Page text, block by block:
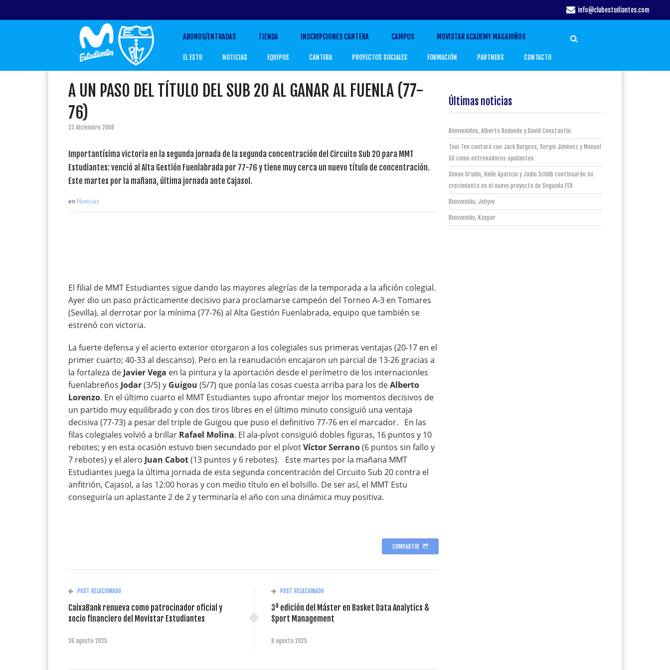
info@clubestudiantes.com
ABONOS/ENTRADAS TIENDA INSCRIPCIONES CANTERA CAMPUS MOVISTAR ACADEMY MAGARIÑOS
EL ESTU NOTICIAS EQUIPOS CANTERA PROYECTOS SOCIALES FORMACIÓN PARTNERS CONTACTO
A UN PASO DEL TÍTULO DEL SUB 20 AL GANAR AL FUENLA (77-
76)
23 diciembre 2008
Importantísima victoria en la segunda jornada de la segunda concentración del Circuito Sub 20 para MMT
Estudiantes: venció al Alta Gestión Fuenlabrada por 77-76 y tiene muy cerca un nuevo título de concentración.
Este martes por la mañana, última jornada ante Cajasol.
en Noticias
El filial de MMT Estudiantes sigue dando las mayores alegrías de la temporada a la afición colegial.
Ayer dio un paso prácticamente decisivo para proclamarse campeón del Torneo A-3 en Tomares
(Sevilla), al derrotar por la mínima (77-76) al Alta Gestión Fuenlabrada, equipo que también se
estrenó con victoria.
La fuerte defensa y el acierto exterior otorgaron a los colegiales sus primeras ventajas (20-17 en el
primer cuarto; 40-33 al descanso). Pero en la reanudación encajaron un parcial de 13-26 gracias a
la fortaleza de Javier Vega en la pintura y la aportación desde el perímetro de los internacionles
fuenlabreños Jodar(3/5) y Guigou (5/7) que ponía las cosas cuesta arriba para los deAlberto
Lorenzo. En el último cuarto el MMT Estudiantes supo afrontar mejor los momentos decisivos de
un partido muy equilibrado y con dos tiros libres en el último minuto consiguió una ventaja
decisiva (77-73) a pesar del triple de Guigou que puso el definitivo 77-76 en el marcador. En las
filas colegiales volvió a brillar Rafael Molina. El ala-pívot consiguió dobles figuras, 16 puntos y 10
rebotes; y en esta ocasión estuvo bien secundado por el pívotVíctor Serrano(6 puntos sin fallo y
7 rebotes) y el alero Juan Cabot(13 puntos y 6 rebotes). Este martes por la mañana MMT
Estudiantes juega la última jornada de esta segunda concentración del Circuito Sub 20 contra el
anfitrión, Cajasol, a las 12:00 horas y con medio título en el bolsillo. De ser así, el MMT Estu
conseguiría un aplastante 2 de 2 y terminaría el año con una dinámica muy positiva.
COMPARTIR
POST RELACIONADO
CaixaBank renueva como patrocinador oficial y
socio financiero del Movistar Estudiantes
26 agosto 2025
POST RELACIONADO
3ª edición del Máster en Basket Data Analytics &
Sport Management
8 agosto 2025
Últimas noticias
Bienvenidos, Alberto Redondo y David Constantin
Toni Ten contará con Jack Burgess, Sergio Jiménez y Manuel
Gil como entrenadores ayudantes
Simon Gradin, Haile Aparicio y Jadin Schilb continuarán su
crecimiento en el nuevo proyecto de Segunda FEB
Bienvenido, Jehyve
Bienvenido, Kaspar